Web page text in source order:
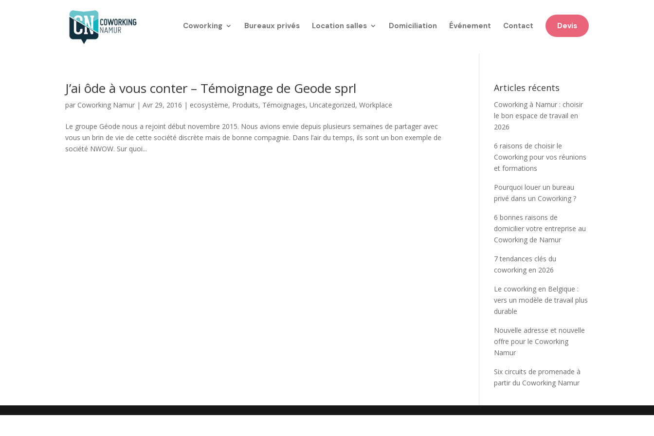
Coworking Bureaux privés Location salles Domiciliation Événement Contact Devis
J’ai ôde à vous conter – Témoignage de Geode sprl
par Coworking Namur |Avr 29, 2016 | ecosystème, Produits, Témoignages,Uncategorized,Workplace
Le groupe Géode nous a rejoint début novembre 2015. Nous avions envie depuis plusieurs semaines de partager avec
vous un brin de vie de cette société discrète mais de bonne compagnie. Dans l’air du temps, ils sont un bon exemple de
société NWOW. Sur quoi...
Articles récents
Coworking à Namur : choisir
le bon espace de travail en
2026
6 raisons de choisir le
Coworking pour vos réunions
et formations
Pourquoi louer un bureau
privé dans un Coworking ?
6 bonnes raisons de
domicilier votre entreprise au
Coworking de Namur
7 tendances clés du
coworking en 2026
Le coworking en Belgique :
vers un modèle de travail plus
durable
Nouvelle adresse et nouvelle
offre pour le Coworking
Namur
Six circuits de promenade à
partir du Coworking Namur